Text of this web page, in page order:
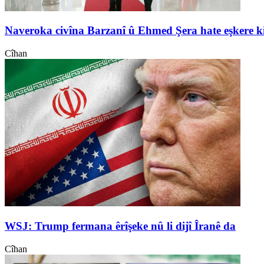
Naveroka civîna Barzanî û Ehmed Şera hate eşkere
Cîhan
WSJ: Trump fermana êrîşeke nû li dijî Îranê da
Cîhan